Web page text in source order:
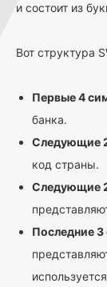
и состоит из
Вот структура
Первые 4
банка.
Следующие
код страны.
Следующие
Последние